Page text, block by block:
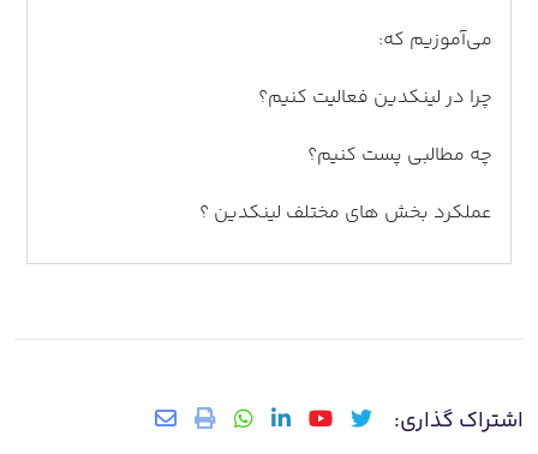
می‌آموزیم که:
چرا در لینکدین فعالیت کنیم؟
چه مطالبی پست کنیم؟
عملکرد بخش های مختلف لینکدین ؟
اشتراک گذاری: